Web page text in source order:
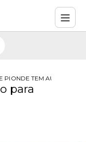
EMPRESAS
PILOTAGEM DE MOTO
ONDE TEM AULA DE
para